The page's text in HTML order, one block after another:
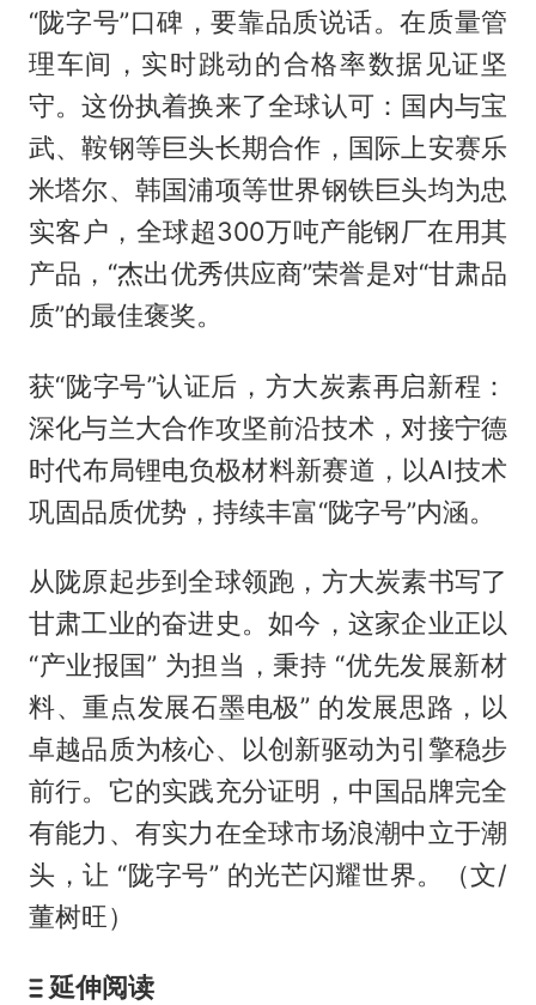
“陇字号”口碑，要靠品质说话。在质量管
理车间，实时跳动的合格率数据见证坚
守。这份执着换来了全球认可：国内与宝
武、鞍钢等巨头长期合作，国际上安赛乐
米塔尔、韩国浦项等世界钢铁巨头均为忠
实客户，全球超300万吨产能钢厂在用其
产品，“杰出优秀供应商”荣誉是对“甘肃品
质”的最佳褒奖。
获“陇字号”认证后，方大炭素再启新程：
深化与兰大合作攻坚前沿技术，对接宁德
时代布局锂电负极材料新赛道，以AI技术
巩固品质优势，持续丰富“陇字号”内涵。
从陇原起步到全球领跑，方大炭素书写了
甘肃工业的奋进史。如今，这家企业正以
“产业报国” 为担当，秉持 “优先发展新材
料、重点发展石墨电极” 的发展思路，以
卓越品质为核心、以创新驱动为引擎稳步
前行。它的实践充分证明，中国品牌完全
有能力、有实力在全球市场浪潮中立于潮
头，让 “陇字号” 的光芒闪耀世界。（文/
董树旺）
延伸阅读